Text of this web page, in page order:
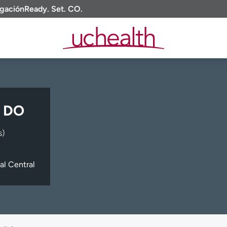
Ready. Set. CO.
Central